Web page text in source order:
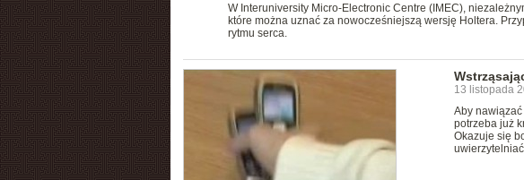
W Interuniversity Micro-Electronic Centre (IMEC),
które można uznać za nowocześniejszą wersję Holtera.
rytmu serca.
13 listopada
Aby
potrzeba już
Okazuje się